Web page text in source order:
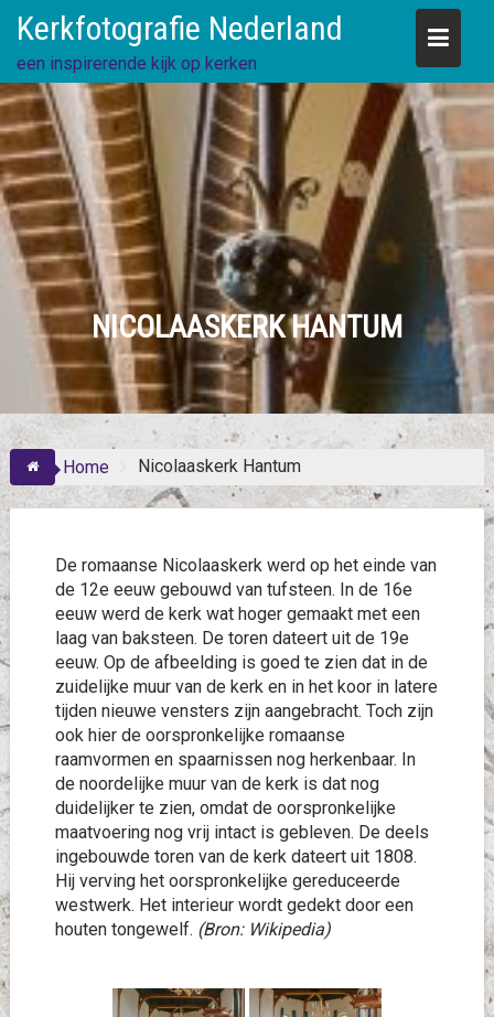
content
Kerkfotografie Nederland
een inspirerende kijk op kerken
NICOLAASKERK HANTUM
Home Nicolaaskerk Hantum
De romaanse Nicolaaskerk werd op het einde van
de 12e eeuw gebouwd van tufsteen. In de 16e
eeuw werd de kerk wat hoger gemaakt met een
laag van baksteen. De toren dateert uit de 19e
eeuw. Op de afbeelding is goed te zien dat in de
zuidelijke muur van de kerk en in het koor in latere
tijden nieuwe vensters zijn aangebracht. Toch zijn
ook hier de oorspronkelijke romaanse
raamvormen en spaarnissen nog herkenbaar. In
de noordelijke muur van de kerk is dat nog
duidelijker te zien, omdat de oorspronkelijke
maatvoering nog vrij intact is gebleven. De deels
ingebouwde toren van de kerk dateert uit 1808.
Hij verving het oorspronkelijke gereduceerde
westwerk. Het interieur wordt gedekt door een
houten tongewelf. (Bron: Wikipedia)